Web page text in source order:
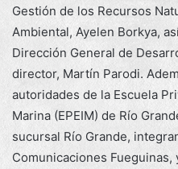
Gestión de los Recursos
Ambiental, Ayelen Borkya,
Dirección General de
director, Martín Parodi.
autoridades de la Escuela
Marina (EPEIM) de Río
sucursal Río Grande,
Comunicaciones Fueguinas,